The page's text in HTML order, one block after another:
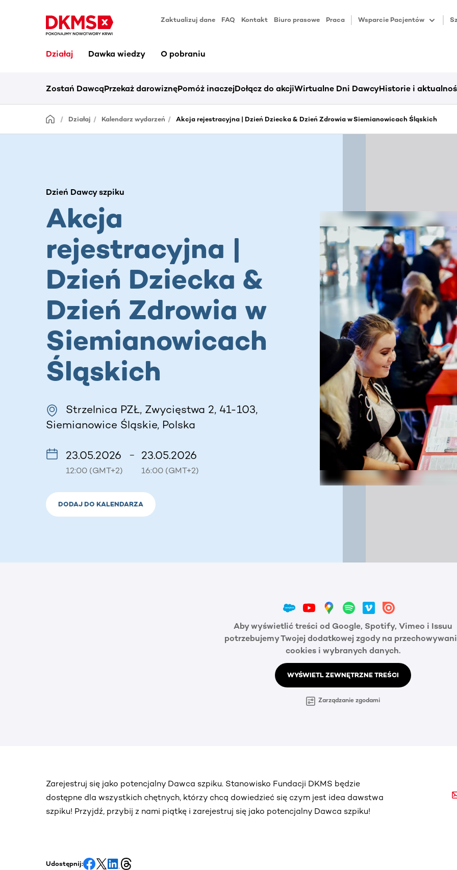
Zaktualizuj dane FAQ Kontakt Biuro prasowe Praca Wsparcie Pacjentów
Działaj Dawka wiedzy O pobraniu
Zostań DawcąPrzekaż darowiznęPomóż inaczejDołącz do akcjiWirtualne Dni DawcyHistorie i
Działaj Kalendarz wydarzeń Akcja rejestracyjna | Dzień Dziecka & Dzień Zdrowia w Siemianowicach Śląskich
Dzień Dawcy szpiku
Akcja
rejestracyjna |
Dzień Dziecka &
Dzień Zdrowia w
Siemianowicach
Śląskich
Strzelnica PZŁ, Zwycięstwa 2, 41-103,
Siemianowice Śląskie, Polska
23.05.2026
12:00 (GMT+2)
– 23.05.2026
16:00 (GMT+2)
DODAJ DO KALENDARZA
Aby wyświetlić treści od Google, Spotify, Vimeo i Issuu
potrzebujemy Twojej dodatkowej zgody na
cookies i wybranych danych.
WYŚWIETL ZEWNĘTRZNE TREŚCI
Zarządzanie zgodami
Zarejestruj się jako potencjalny Dawca szpiku. Stanowisko Fundacji DKMS będzie
dostępne dla wszystkich chętnych, którzy chcą dowiedzieć się czym jest idea dawstwa
szpiku! Przyjdź, przybij z nami piątkę i zarejestruj się jako potencjalny Dawca szpiku!
Udostępnij: